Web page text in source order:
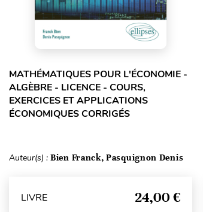
MATHÉMATIQUES POUR L'ÉCONOMIE -
ALGÈBRE - LICENCE - COURS,
EXERCICES ET APPLICATIONS
ÉCONOMIQUES CORRIGÉS
Auteur(s) : Bien Franck, Pasquignon Denis
LIVRE 24,00 €